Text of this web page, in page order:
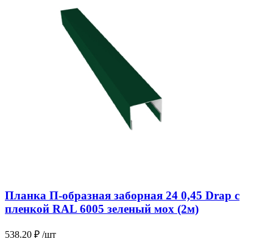
Планка П-образная заборная 24 0,45 Drap с
пленкой RAL 6005 зеленый мох (2м)
538.20 ₽ /шт